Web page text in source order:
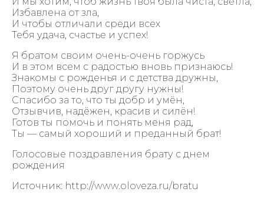
Избавлена от зла,
И чтобы отличали среди всех
Тебя удача, счастье и успех!
Я братом своим очень-очень горжусь
И в этом всем с радостью вновь признаюсь!
Знакомы с рожденья и с детства дружны,
Поэтому очень друг другу нужны!
Спасибо за то, что ты добр и умён,
Отзывчив, надёжен, красив и силён!
Готов ты помочь и понять меня рад,
Ты — самый хороший и преданный брат!
Голосовые поздравления брату с днем
рождения
Источник: http://www.oloveza.ru/bratu